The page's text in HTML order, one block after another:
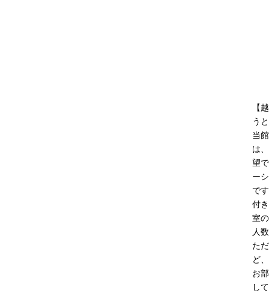
【
う
当
は
望
ー
で
付
室
人
た
ど
お
し